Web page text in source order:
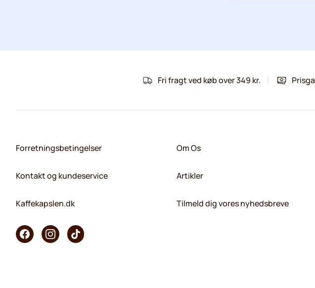
Fri fragt ved køb over 349 kr.
Forretningsbetingelser
Kontakt og kundeservice
Kaffekapslen.dk
Om Os
Artikler
Tilmeld dig vores nyhedsbreve